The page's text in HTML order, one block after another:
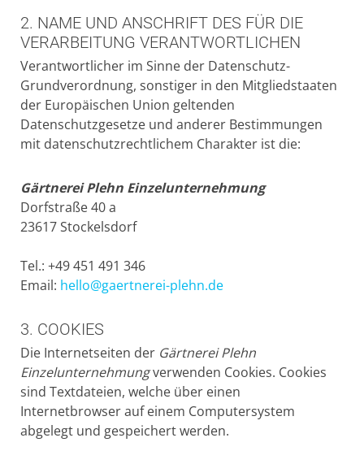
2. NAME UND ANSCHRIFT DES FÜR DIE
VERARBEITUNG VERANTWORTLICHEN
Verantwortlicher im Sinne der Datenschutz-
Grundverordnung, sonstiger in den Mitgliedstaaten
der Europäischen Union geltenden
Datenschutzgesetze und anderer Bestimmungen
mit datenschutzrechtlichem Charakter ist die:
Gärtnerei Plehn Einzelunternehmung
Dorfstraße 40 a
23617 Stockelsdorf
Tel.: +49 451 491 346
Email: hello@gaertnerei-plehn.de
3. COOKIES
Die Internetseiten der Gärtnerei Plehn
Einzelunternehmungverwenden Cookies. Cookies
sind Textdateien, welche über einen
Internetbrowser auf einem Computersystem
abgelegt und gespeichert werden.